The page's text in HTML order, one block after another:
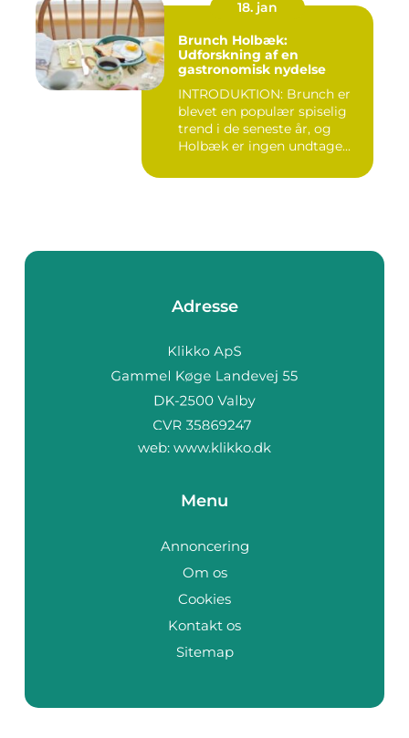
18. jan
Brunch Holbæk:
Udforskning af en
gastronomisk nydelse
INTRODUKTION: Brunch er
blevet en populær spiselig
trend i de seneste år, og
Holbæk er ingen undtage...
Adresse
web: www.klikko.dk
Menu
Annoncering
Om os
Cookies
Kontakt os
Sitemap